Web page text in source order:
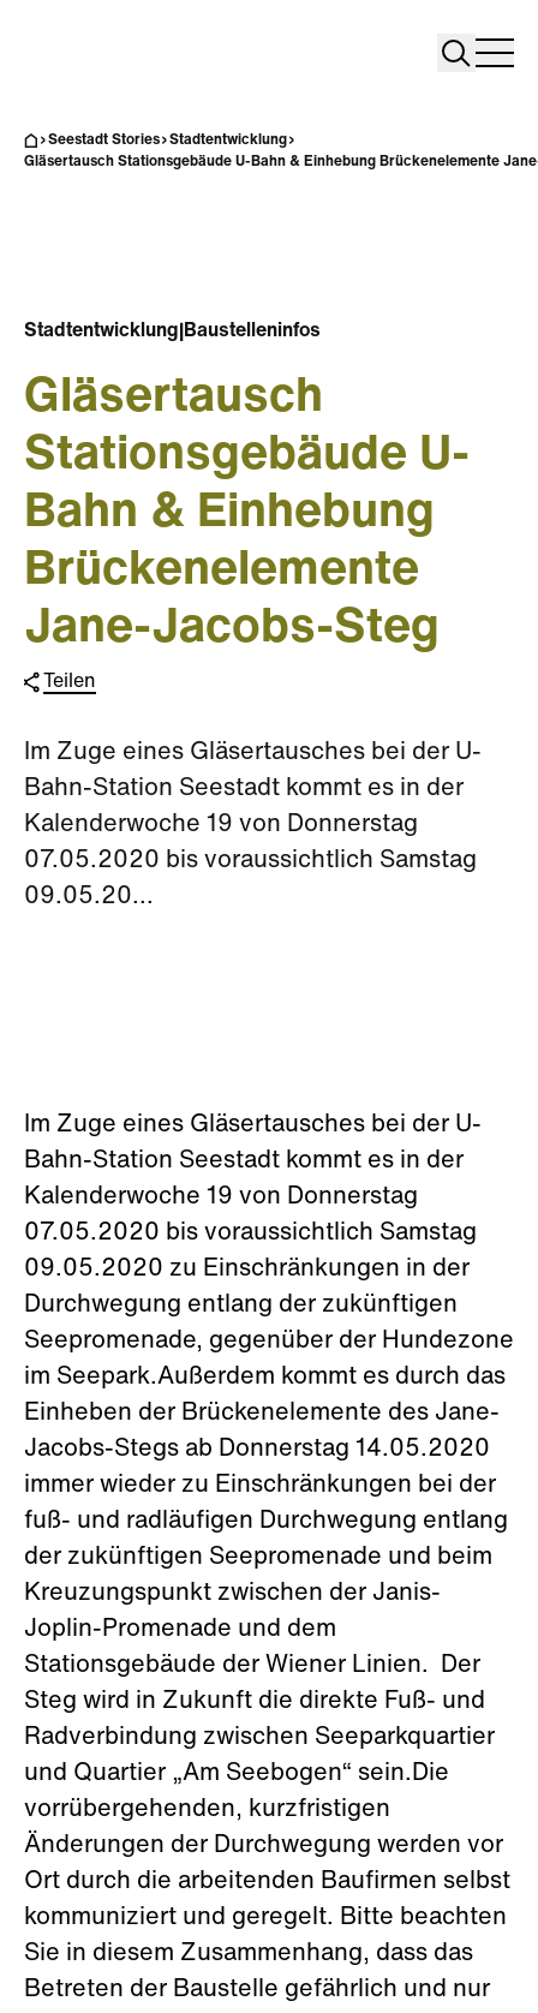
Search
Seestadt Stories
Stadtentwicklung
Gläsertausch Stationsgebäude U-Bahn & Einhebung Brückenelemente
Stadtentwicklung Baustelleninfos
Gläsertausch
Stationsgebäude U-
Bahn & Einhebung
Brückenelemente
Jane-Jacobs-Steg
Teilen
Im Zuge eines Gläsertausches bei der U-
Bahn-Station Seestadt kommt es in der
Kalenderwoche 19 von Donnerstag
07.05.2020 bis voraussichtlich Samstag
09.05.20...
Im Zuge eines Gläsertausches bei der U-
Bahn-Station Seestadt kommt es in der
Kalenderwoche 19 von Donnerstag
07.05.2020 bis voraussichtlich Samstag
09.05.2020 zu Einschränkungen in der
Durchwegung entlang der zukünftigen
Seepromenade, gegenüber der Hundezone
im Seepark.Außerdem kommt es durch das
Einheben der Brückenelemente des Jane-
Jacobs-Stegs ab Donnerstag 14.05.2020
immer wieder zu Einschränkungen bei der
fuß- und radläufigen Durchwegung entlang
der zukünftigen Seepromenade und beim
Kreuzungspunkt zwischen der Janis-
Joplin-Promenade und dem
Stationsgebäude der Wiener Linien. Der
Steg wird in Zukunft die direkte Fuß- und
Radverbindung zwischen Seeparkquartier
und Quartier „Am Seebogen“ sein.Die
vorrübergehenden, kurzfristigen
Änderungen der Durchwegung werden vor
Ort durch die arbeitenden Baufirmen selbst
kommuniziert und geregelt. Bitte beachten
Sie in diesem Zusammenhang, dass das
Betreten der Baustelle gefährlich und nur